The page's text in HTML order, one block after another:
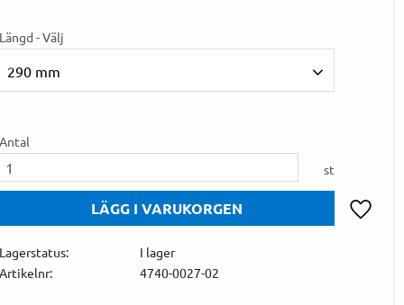
Längd - Välj
290 mm
Antal
st
Lagerstatus
I lager
Artikelnr
4740-0027-02